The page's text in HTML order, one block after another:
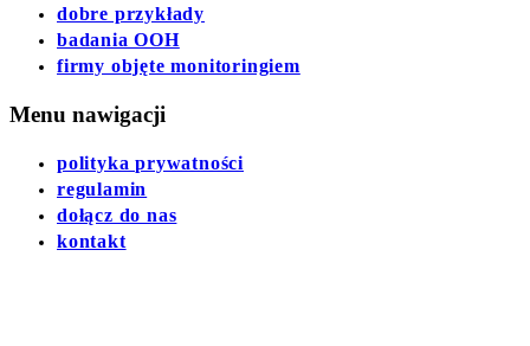
dobre przykłady
badania OOH
firmy objęte monitoringiem
Menu nawigacji
polityka prywatności
regulamin
dołącz do nas
kontakt